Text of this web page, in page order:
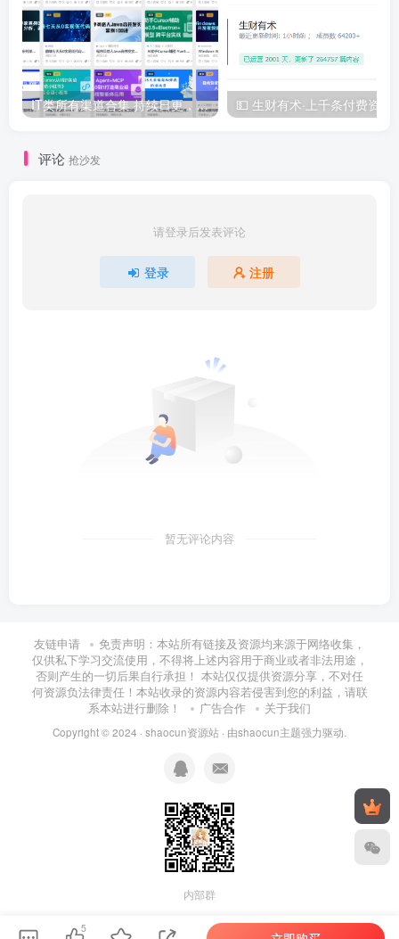
IT类所有渠道合集 持续日更，目前近四千多条资源 年费用户微信私信获取权限
评论 抢沙发
请登录后发表评论
登录 注册
暂无评论内容
友链申请
免责声明：本站所有链接及资源均来源于网络收集，
仅供私下学习交流使用，不得将上述内容用于商业或者非法用途，
否则产生的一切后果自行承担！ 本站仅仅提供资源分享，不对任
何资源负法律责任！本站收录的资源内容若侵害到您的利益，请联
系本站进行删除！
广告合作 关于我们
Copyright © 2024 · shaocun资源站 · 由shaocun主题强力驱动.
内部群
5